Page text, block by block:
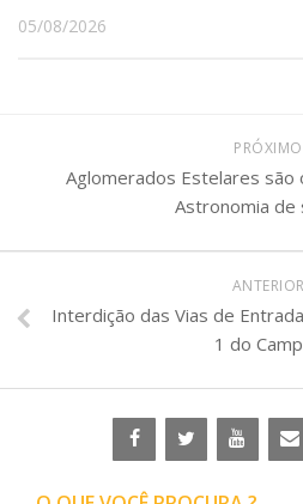
05/08/2026
PRÓXIMO
Aglomerados Estelares são
Astronomia de
ANTERIOR
Interdição das Vias de
1 do